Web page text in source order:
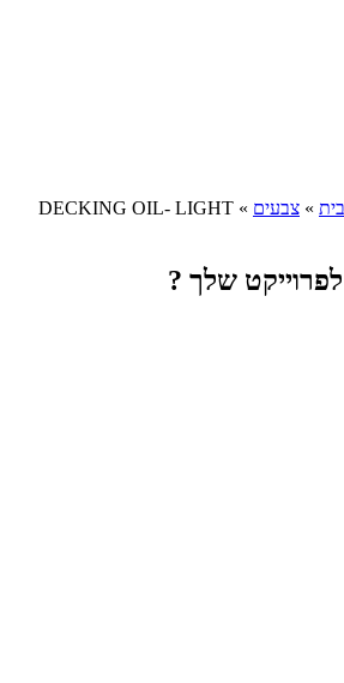
» צבעים »
DECKING OIL- LIGHT
לפרוייקט שלך ?